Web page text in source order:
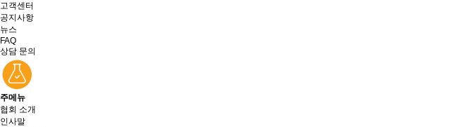
고객센터
공지사항
뉴스
FAQ
상담 문의
주메뉴
협회 소개
인사말